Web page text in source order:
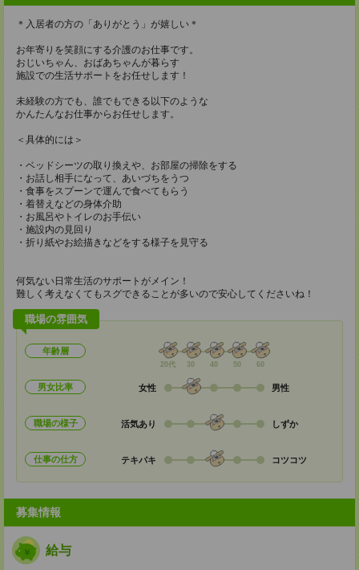
＊入居者の方の「ありがとう」が嬉しい＊
お年寄りを笑顔にする介護のお仕事です。
おじいちゃん、おばあちゃんが暮らす
施設での生活サポートをお任せします！
未経験の方でも、誰でもできる以下のような
かんたんなお仕事からお任せします。
＜具体的には＞
・ベッドシーツの取り換えや、お部屋の掃除をする
・お話し相手になって、あいづちをうつ
・食事をスプーンで運んで食べてもらう
・着替えなどの身体介助
・お風呂やトイレのお手伝い
・施設内の見回り
・折り紙やお絵描きなどをする様子を見守る
何気ない日常生活のサポートがメイン！
難しく考えなくてもスグできることが多いので安心してくださいね！
職場の雰囲気
年齢層
20代 30 40 50 60
男女比率 女性 男性
職場の様子 活気あり しずか
仕事の仕方 テキパキ コツコツ
募集情報
給与